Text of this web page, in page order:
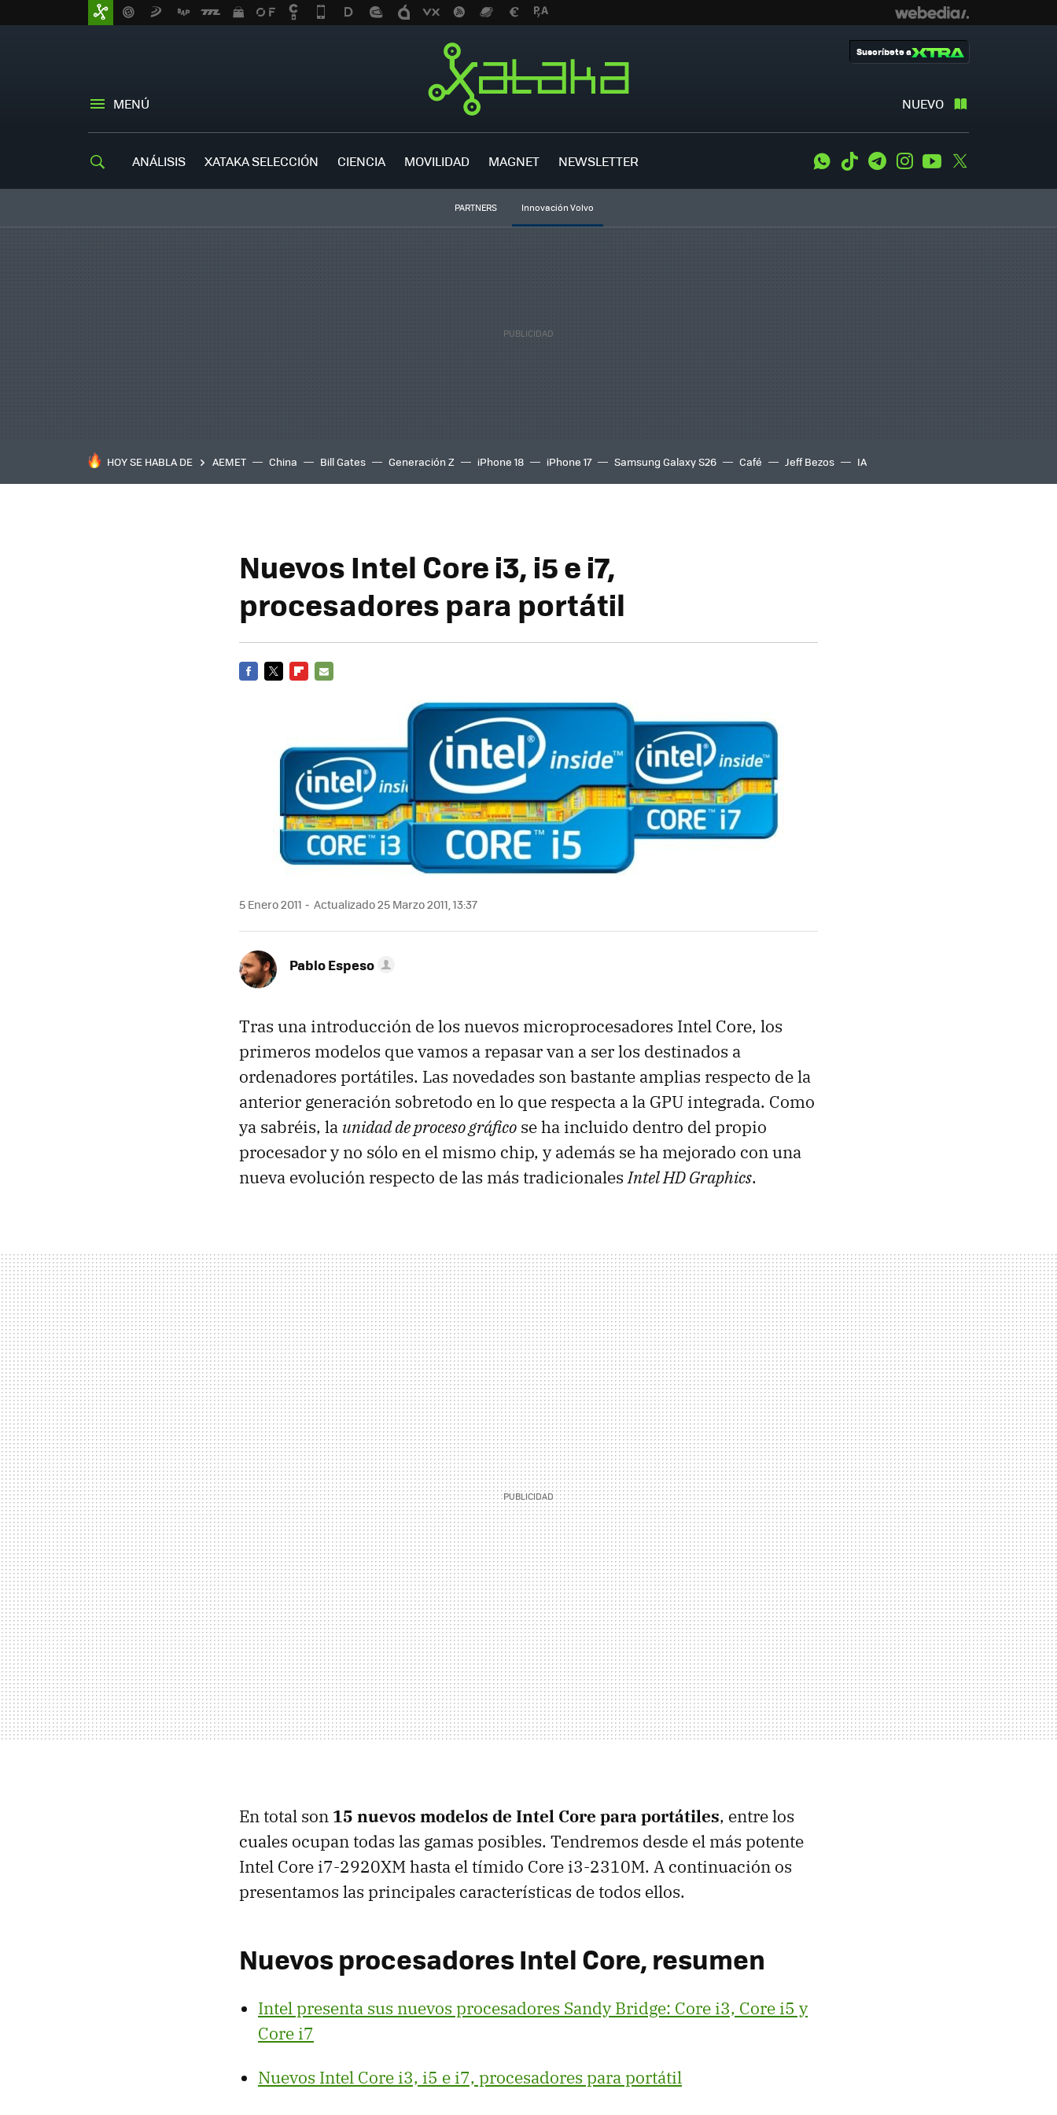
MENÚ NUEVO
Suscríbete a
ANÁLISIS XATAKA SELECCIÓN CIENCIA MOVILIDAD MAGNET NEWSLETTER WhatsApp
Tiktok TelegramInstagramYoutube
PARTNERS Innovación Volvo
HOY SE HABLA DE AEMET China Bill Gates Generación Z iPhone 18 iPhone 17 Samsung Galaxy S26 Café Jeff Bezos IA
Nuevos Intel Core i3, i5 e i7,
procesadores para portátil
5 Enero 2011 Actualizado 25 Marzo 2011, 13:37
Pablo Espeso
Tras una introducción de los nuevos microprocesadores Intel Core, los
primeros modelos que vamos a repasar van a ser los destinados a
ordenadores portátiles. Las novedades son bastante amplias respecto de la
anterior generación sobretodo en lo que respecta a la GPU integrada. Como
ya sabréis, la unidad de proceso gráfico se ha incluido dentro del propio
procesador y no sólo en el mismo chip, y además se ha mejorado con una
nueva evolución respecto de las más tradicionalesIntel HD Graphics.
En total son 15 nuevos modelos de Intel Core para portátiles, entre los
cuales ocupan todas las gamas posibles. Tendremos desde el más potente
Intel Core i7-2920XM hasta el tímido Core i3-2310M. A continuación os
presentamos las principales características de todos ellos.
Nuevos procesadores Intel Core, resumen
Intel presenta sus nuevos procesadores Sandy Bridge: Core i3, Core i5 y
Core i7
Nuevos Intel Core i3, i5 e i7, procesadores para portátil